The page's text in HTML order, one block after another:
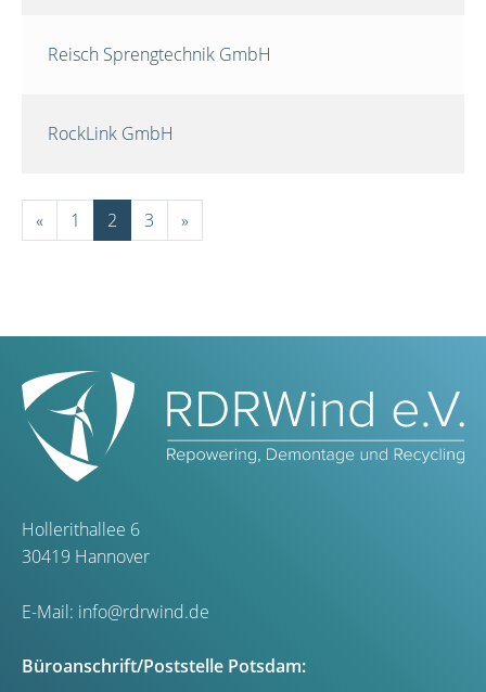
Reisch Sprengtechnik GmbH
RockLink GmbH
« 1 2 3 »
Hollerithallee 6
30419 Hannover
E-Mail: info@rdrwind.de
Büroanschrift/Poststelle Potsdam: